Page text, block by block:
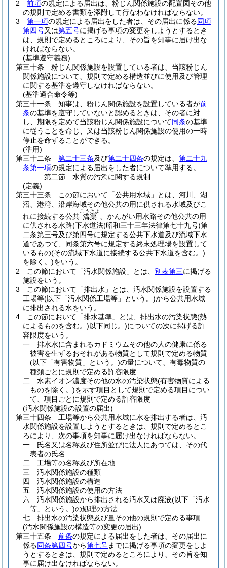
2
前項の規定による届出は、粉じん関係施設の配置図その他
の規則で定める書類を添附して行なわなければならない。
3
第一項の規定による届出をした者は、その届出に係る同項
第四号又は第五号に掲げる事項の変更をしようとするとき
は、規則で定めるところにより、その旨を知事に届け出な
ければならない。
(基準遵守義務)
第三十条
粉じん関係施設を設置している者は、当該粉じん
関係施設について、規則で定める構造並びに使用及び管理
に関する基準を遵守しなければならない。
(基準適合命令等)
第三十一条
知事は、粉じん関係施設を設置している者が前
条の基準を遵守していないと認めるときは、その者に対
し、期限を定めて当該粉じん関係施設について同条の基準
に従うことを命じ、又は当該粉じん関係施設の使用の一時
停止を命ずることができる。
(準用)
第三十二条
第二十三条及び第二十四条の規定は、 第二十九
条第一項の規定による届出をした者について準用する。
第二節
水質の汚濁に関する規制
(定義)
第三十三条
この節において「公共用水域」とは、河川、湖
沼、港湾、沿岸海域その他公共の用に供される水域及びこ
れに接続する公共 溝渠
こうきよ
、かんがい用水路その他公共の用
に供される水路(下水道法(昭和三十三年法律第七十九号)第
二条第三号及び第四号に規定する公共下水道及び流域下水
道であつて、同条第六号に規定する終末処理場を設置して
いるもの(その流域下水道に接続する公共下水道を含む。)
を除く。)をいう。
2
この節において「汚水関係施設」とは、 別表第三に掲げる
施設をいう。
3
この節において「排出水」とは、汚水関係施設を設置する
工場等(以下「汚水関係工場等」という。)から公共用水域
に排出される水をいう。
4
この節において「排水基準」とは、排出水の汚染状態(熱
によるものを含む。)以下同じ。 )についての次に掲げる許
容限度をいう。
一
排水水に含まれるカドミウムその他の人の健康に係る
被害を生ずるおそれがある物質として規則で定める物質
(以下「有害物質」という。)の量について、有毒物質の
種類ごとに規則で定める許容限度
二
水素イオン濃度その他の水の汚染状態(有害物質による
ものを除く。)を示す項目として規則で定める項目につい
て、項目ごとに規則で定める許容限度
(汚水関係施設の設置の届出)
第三十四条
工場等から公共用水域に水を排出する者は、汚
水関係施設を設置しようとするときは、規則で定めるとこ
ろにより、次の事項を知事に届け出なければならない。
一
氏名又は名称及び住所並びに法人にあつては、その代
表者の氏名
二
工場等の名称及び所在地
三
汚水関係施設の種類
四
汚水関係施設の構造
五
汚水関係施設の使用の方法
六
汚水関係施設から排出される汚水又は廃液(以下「汚水
等」という。)の処理の方法
七
排出水の汚染状態及び量その他の規則で定める事項
(汚水関係施設の構造等の変更の届出)
第三十五条
前条の規定による届出をした者は、その届出に
係る同条第四号から第七号までに掲げる事項の変更をしよ
うとするときは、規則で定めるところにより、その旨を知
事に届け出なければならない。